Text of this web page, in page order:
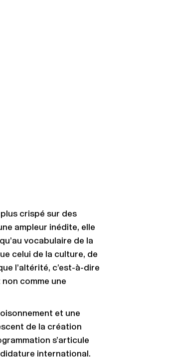
crispé sur des
ampleur inédite, elle
vocabulaire de la
celui de la culture, de
l’altérité, c’est-à-dire
comme une
et une
de la création
s’articule
international.